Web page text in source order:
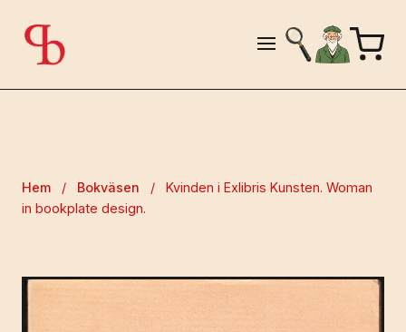
Hem / Bokväsen /
Kvinden i Exlibris Kunsten. Woman
in bookplate design.